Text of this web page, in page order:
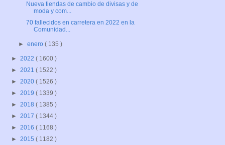
Nueva tiendas de cambio de divisas y de
moda y com...
70 fallecidos en carretera en 2022 en la
Comunidad...
►enero( 135 )
► 2022 ( 1600 )
► 2021 ( 1522 )
► 2020 ( 1526 )
► 2019 ( 1339 )
► 2018 ( 1385 )
► 2017 ( 1344 )
► 2016 ( 1168 )
► 2015 ( 1182 )